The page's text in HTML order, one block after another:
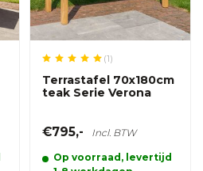
(1)
Terrastafel 70x180cm
teak Serie Verona
€795,- Incl. BTW
Op voorraad, levertijd